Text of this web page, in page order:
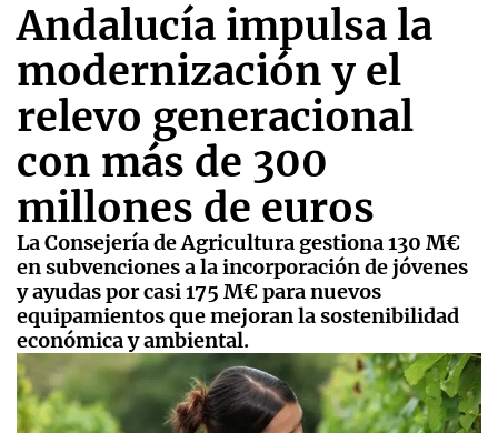
Andalucía impulsa la
modernización y el
relevo generacional
con más de 300
millones de euros
La Consejería de Agricultura gestiona 130 M€
en subvenciones a la incorporación de jóvenes
y ayudas por casi 175 M€ para nuevos
equipamientos que mejoran la sostenibilidad
económica y ambiental.